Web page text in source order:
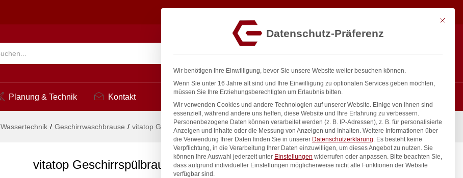
Suchen
Planung & Technik Kontakt
Wassertechnik / Geschirrwaschbrause / vitatop Geschirrspülbrause 1/2″
vitatop Geschirrspülbrause 1/2″
794,17€ exkl. MwSt. In den Warenkorb
Mit
Datenschutz-Präferenz
Wir benötigen Ihre Einwilligung, bevor Sie unsere Website weiter besuchen können.
Wenn Sie unter 16 Jahre alt sind und Ihre Einwilligung zu optionalen Services geben möchten,
müssen Sie Ihre Erziehungsberechtigten um Erlaubnis bitten.
Wir verwenden Cookies und andere Technologien auf unserer Website. Einige von ihnen sind
essenziell, während andere uns helfen, diese Website und Ihre Erfahrung zu verbessern.
Personenbezogene Daten können verarbeitet werden (z. B. IP-Adressen), z. B. für personalisierte
Anzeigen und Inhalte oder die Messung von Anzeigen und Inhalten. Weitere Informationen über
die Verwendung Ihrer Daten finden Sie in unserer Datenschutzerklärung. Es besteht keine
Verpflichtung, in die Verarbeitung Ihrer Daten einzuwilligen, um dieses Angebot zu nutzen. Sie
können Ihre Auswahl jederzeit unter Einstellungen widerrufen oder anpassen. Bitte beachten Sie,
dass aufgrund individueller Einstellungen möglicherweise nicht alle Funktionen der Website
verfügbar sind.